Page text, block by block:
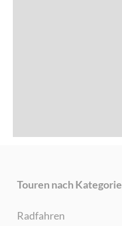
Touren nach Kategorie
Radfahren